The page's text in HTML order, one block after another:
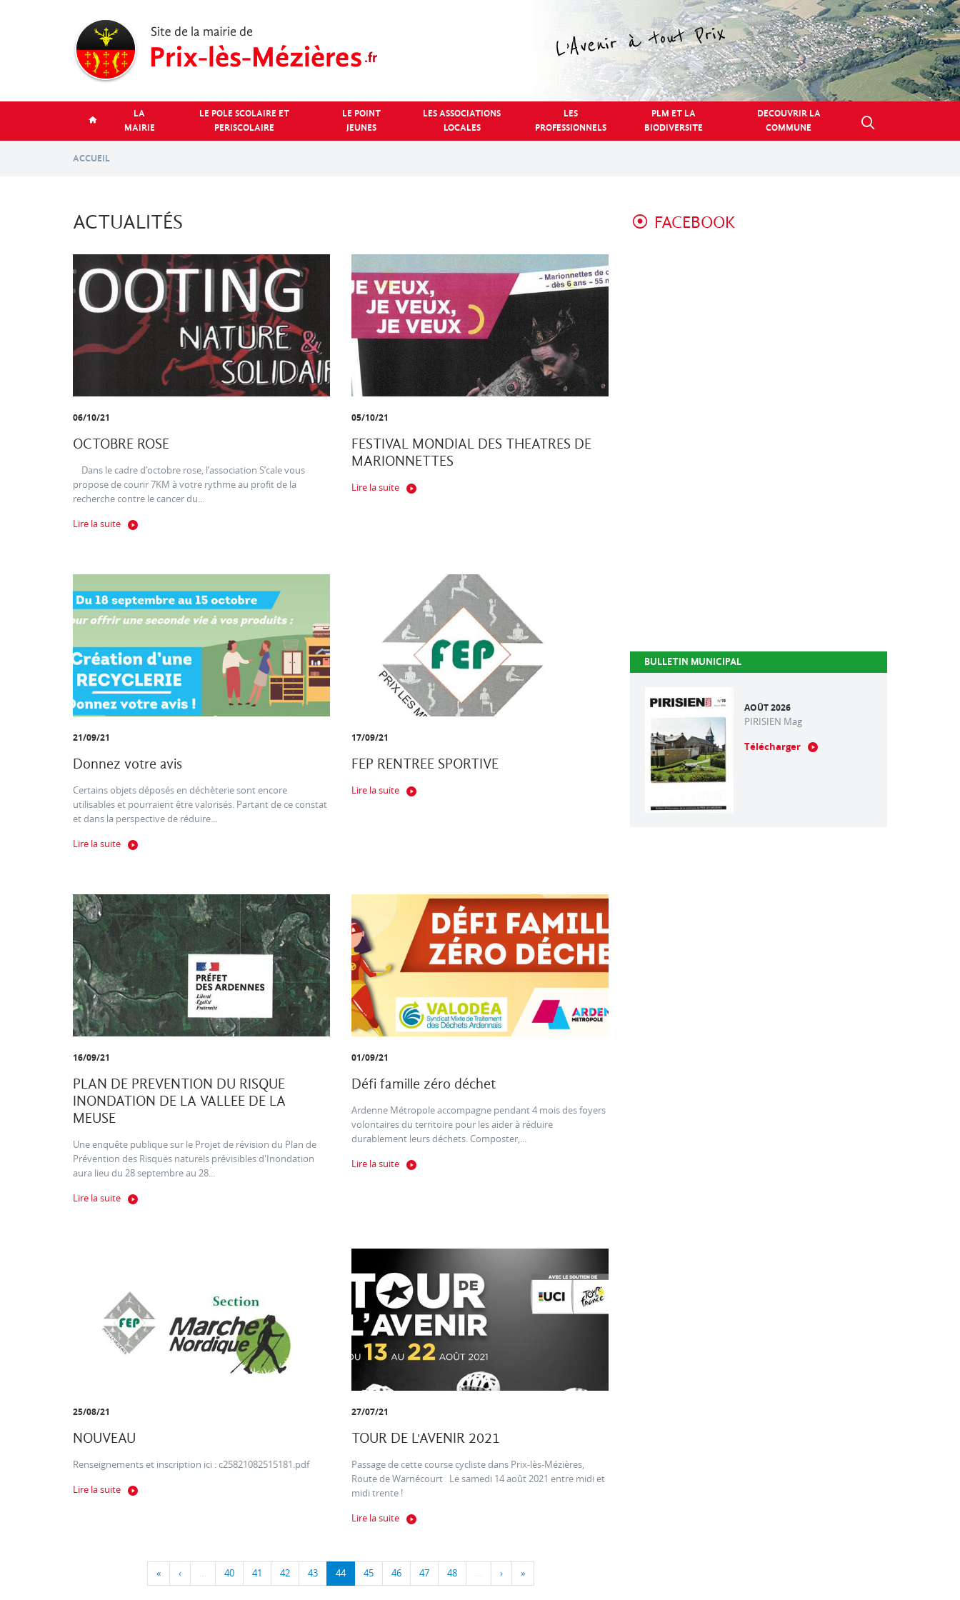
LA
MAIRIE
LE POLE SCOLAIRE ET
PERISCOLAIRE
LE POINT
JEUNES
LES ASSOCIATIONS
LOCALES
LES
PROFESSIONNELS
PLM ET LA
BIODIVERSITE
DECOUVRIR LA
COMMUNE
ACCUEIL
ACTUALITÉS
06/10/21
OCTOBRE ROSE
Dans le cadre d’octobre rose, l’association S’cale vous
propose de courir 7KM à votre rythme au profit de la
recherche contre le cancer du...
Lire la suite
05/10/21
FESTIVAL MONDIAL DES THEATRES DE
MARIONNETTES
Lire la suite
21/09/21
Donnez votre avis
Certains objets déposés en déchèterie sont encore
utilisables et pourraient être valorisés. Partant de ce constat
et dans la perspective de réduire...
Lire la suite
17/09/21
FEP RENTREE SPORTIVE
Lire la suite
16/09/21
PLAN DE PREVENTION DU RISQUE
INONDATION DE LA VALLEE DE LA
MEUSE
Une enquête publique sur le Projet de révision du Plan de
Prévention des Risques naturels prévisibles d'Inondation
aura lieu du 28 septembre au 28...
Lire la suite
01/09/21
Défi famille zéro déchet
Ardenne Métropole accompagne pendant 4 mois des foyers
volontaires du territoire pour les aider à réduire
durablement leurs déchets. Composter,...
Lire la suite
25/08/21
NOUVEAU
Renseignements et inscription ici : c25821082515181.pdf
Lire la suite
27/07/21
TOUR DE L'AVENIR 2021
Passage de cette course cycliste dans Prix-lès-Mézières,
Route de Warnécourt Le samedi 14 août 2021 entre midi et
midi trente !
Lire la suite
« ‹ … 40 41 42 43 44 45 46 47 48 … › »
FACEBOOK
BULLETIN MUNICIPAL
AOÛT 2026
PIRISIEN Mag
Télécharger